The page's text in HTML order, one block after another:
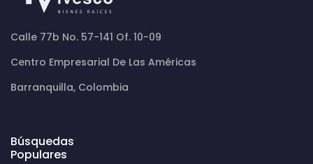
Calle 77b No. 57-141 Of. 10-09
Centro Empresarial De Las Américas
Barranquilla, Colombia
Búsquedas
Populares